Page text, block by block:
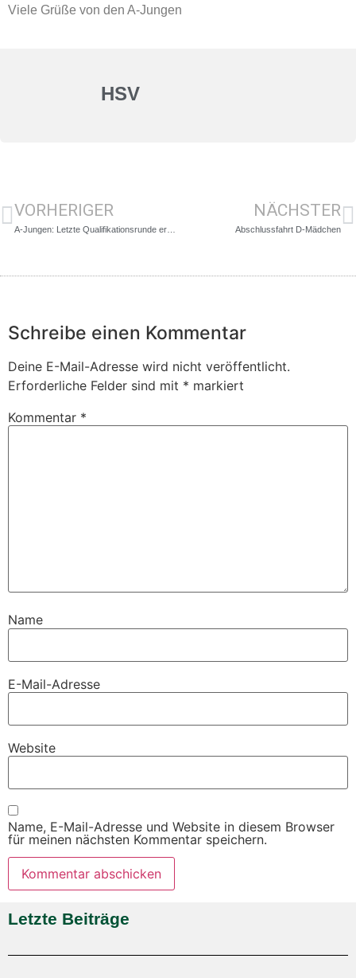
Viele Grüße von den A-Jungen
HSV
VORHERIGER NÄCHSTER
Abschlussfahrt D-Mädchen
Schreibe einen Kommentar
Deine E-Mail-Adresse wird nicht veröffentlicht.
Erforderliche Felder sind mit * markiert
Kommentar *
Name
E-Mail-Adresse
Website
Name, E-Mail-Adresse und Website in diesem Browser
für meinen nächsten Kommentar speichern.
Letzte Beiträge